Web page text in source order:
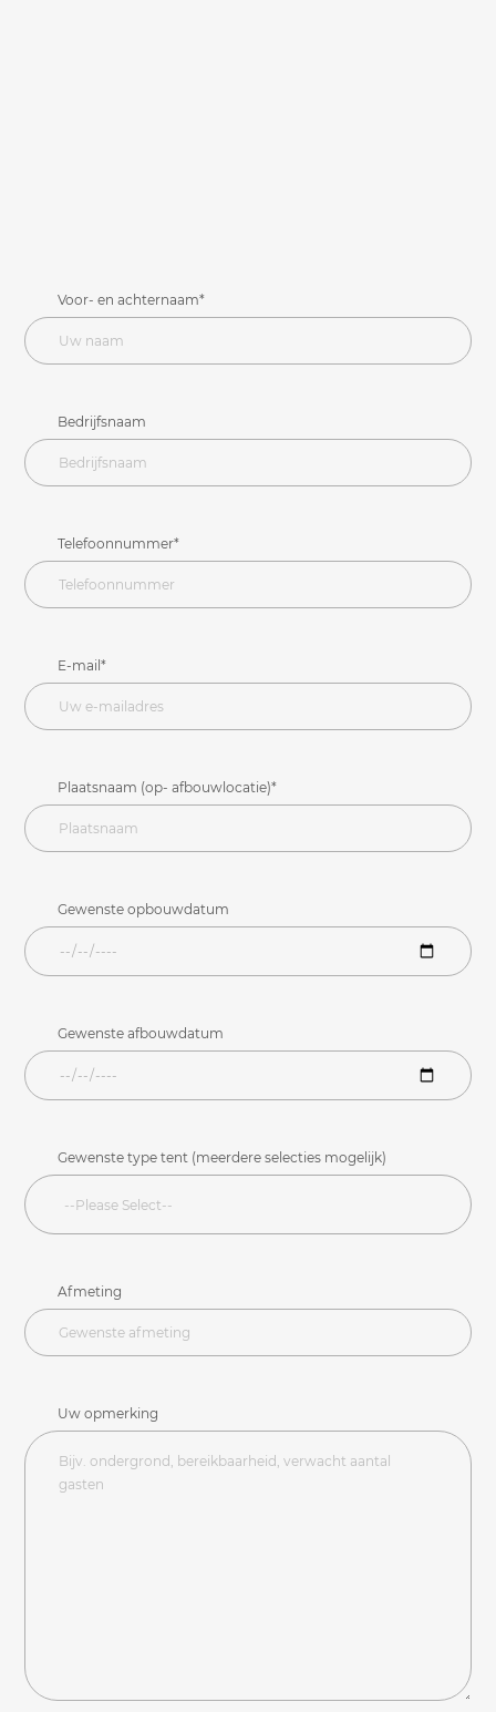
Voor- en achternaam*
Bedrijfsnaam
Telefoonnummer*
E-mail*
Plaatsnaam (op- afbouwlocatie)*
Gewenste opbouwdatum
Gewenste afbouwdatum
Gewenste type tent (meerdere selecties mogelijk)
Afmeting
Uw opmerking